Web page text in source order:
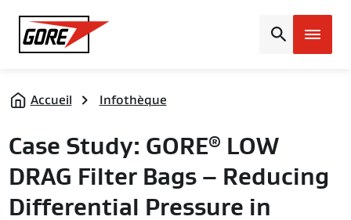
Gore
Accueil Infothèque
Case Study: GORE®
LOW
DRAG Filter Bags – Reducing
Differential Pressure in